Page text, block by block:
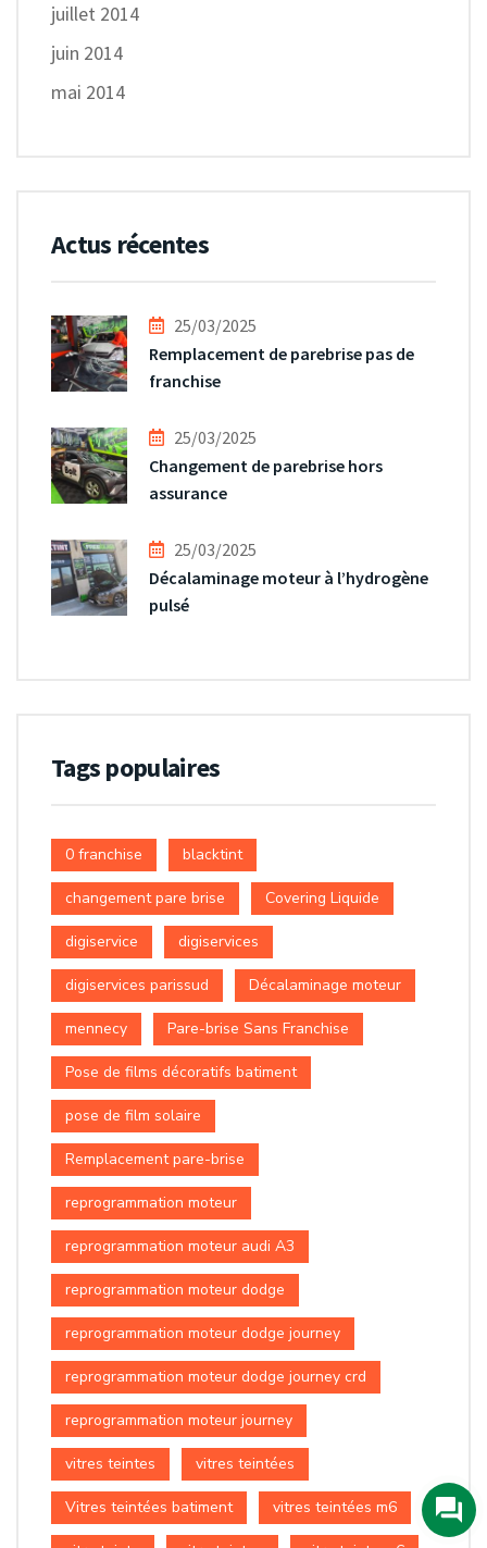
juillet 2014
juin 2014
mai 2014
Actus récentes
25/03/2025
Remplacement de parebrise pas de
franchise
25/03/2025
Changement de parebrise hors
assurance
25/03/2025
Décalaminage moteur à l’hydrogène
pulsé
Tags populaires
0 franchise blacktint
changement pare brise Covering Liquide
digiservice digiservices
digiservices parissud Décalaminage moteur
mennecy Pare-brise Sans Franchise
Pose de films décoratifs batiment
pose de film solaire
Remplacement pare-brise
reprogrammation moteur
reprogrammation moteur audi A3
reprogrammation moteur dodge
reprogrammation moteur dodge journey
reprogrammation moteur dodge journey crd
reprogrammation moteur journey
vitres teintes vitres teintées
Vitres teintées batiment vitres teintées m6